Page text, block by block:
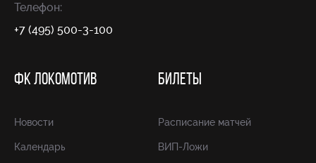
Телефон:
+7 (495) 500-3-100
ФК ЛОКОМОТИВ
Новости
Календарь
БИЛЕТЫ
Расписание матчей
ВИП-Ложи